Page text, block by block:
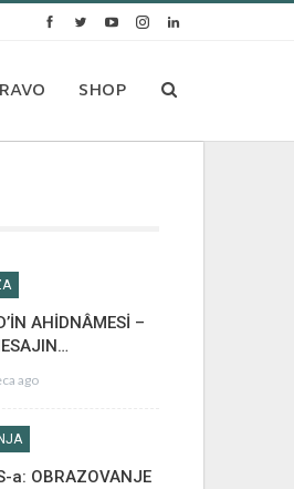
SHOP
AHİDNÂMESİ –
ago
a: OBRAZOVANJE